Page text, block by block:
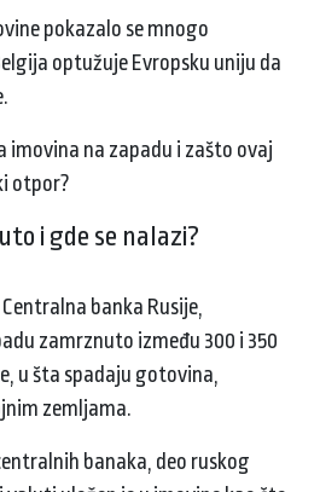
pokazalo se mnogo
optužuje Evropsku uniju da
imovina na zapadu i zašto ovaj
otpor?
i gde se nalazi?
banka Rusije,
zamrznuto između 300 i 350
u šta spadaju gotovina,
zemljama.
banaka, deo ruskog